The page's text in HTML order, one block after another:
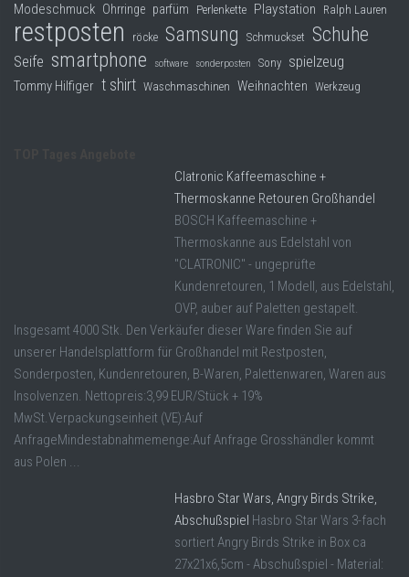
Modeschmuck Ohrringe parfüm Perlenkette Playstation Ralph Lauren
restposten röcke Samsung Schmuckset Schuhe
Seife smartphone software sonderposten Sony spielzeug
Tommy Hilfiger t shirt Waschmaschinen Weihnachten Werkzeug
Clatronic Kaffeemaschine +
Thermoskanne Retouren Großhandel
BOSCH Kaffeemaschine +
Thermoskanne aus Edelstahl von
"CLATRONIC" - ungeprüfte
Kundenretouren, 1 Modell, aus Edelstahl,
OVP, auber auf Paletten gestapelt.
Insgesamt 4000 Stk. Den Verkäufer dieser Ware finden Sie auf
unserer Handelsplattform für Großhandel mit Restposten,
Sonderposten, Kundenretouren, B-Waren, Palettenwaren, Waren aus
Insolvenzen. Nettopreis:3,99 EUR/Stück + 19%
MwSt.Verpackungseinheit (VE):Auf
AnfrageMindestabnahmemenge:Auf Anfrage Grosshändler kommt
aus Polen ...
Hasbro Star Wars, Angry Birds Strike,
Abschußspiel Hasbro Star Wars 3-fach
sortiert Angry Birds Strike in Box ca
27x21x6,5cm - Abschußspiel - Material: